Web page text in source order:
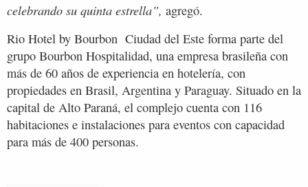
celebrando su quinta estrella”, agregó.
Rio Hotel by Bourbon Ciudad del Este forma parte del
grupo Bourbon Hospitalidad, una empresa brasileña con
más de 60 años de experiencia en hotelería, con
propiedades en Brasil, Argentina y Paraguay. Situado en la
capital de Alto Paraná, el complejo cuenta con 116
habitaciones e instalaciones para eventos con capacidad
para más de 400 personas.